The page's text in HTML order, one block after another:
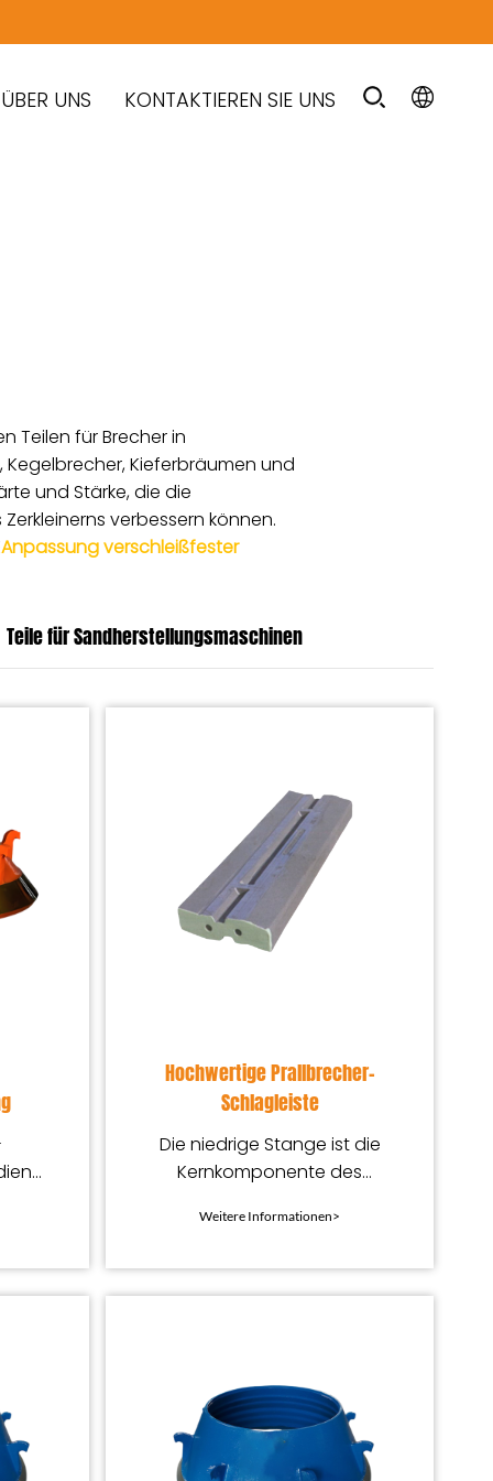
ÜBER UNS KONTAKTIEREN SIE UNS
Teilen für Brecher in
Kieferbräumen und
und Stärke, die die
verbessern können.
Anpassung verschleißfester
Teile für Sandherstellungsmaschinen
Hochwertige Prallbrecher-
Schlagleiste
Die niedrige Stange ist die
Kernkomponente des
der Zerkleinerung auf der
Weitere Informationen>